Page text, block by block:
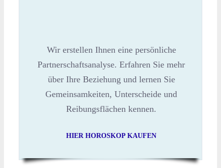
Wir erstellen Ihnen eine persönliche
Partnerschaftsanalyse. Erfahren Sie mehr
über Ihre Beziehung und lernen Sie
Gemeinsamkeiten, Unterscheide und
Reibungsflächen kennen.
HIER HOROSKOP KAUFEN